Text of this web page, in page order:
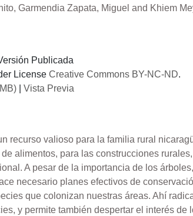
, Garmendia Zapata, Miguel and Khiem
Publicada
LicenseCreative Commons BY-NC-ND.
| Vista Previa
recurso valioso para la familia rural
alimentos, para las construcciones
A pesar de la importancia de los
necesario planes efectivos de
que colonizan nuestras áreas. Ahí
y permite también despertar el interés